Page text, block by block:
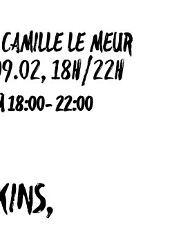
LE MEUR
18H/22H
18:00-22:00